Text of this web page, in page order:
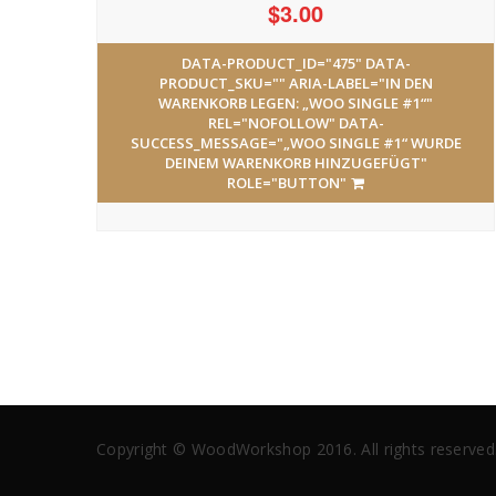
$3.00
DATA-PRODUCT_ID="475" DATA-
PRODUCT_SKU="" ARIA-LABEL="IN DEN
WARENKORB LEGEN: „WOO SINGLE #1“"
REL="NOFOLLOW" DATA-
SUCCESS_MESSAGE="„WOO SINGLE #1“ WURDE
DEINEM WARENKORB HINZUGEFÜGT"
ROLE="BUTTON"
Copyright © WoodWorkshop 2016. All rights reserved.